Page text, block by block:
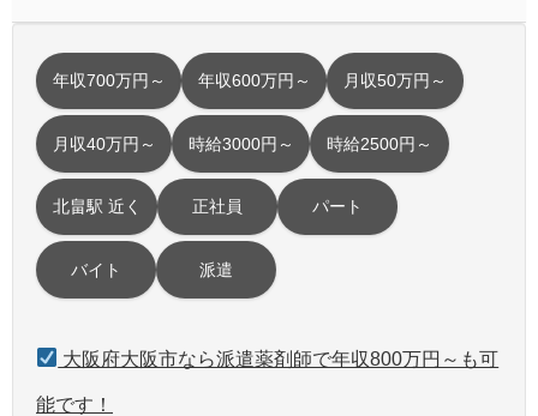
年収700万円～ 年収600万円～ 月収50万円～
月収40万円～ 時給3000円～ 時給2500円～
北畠駅 近く 正社員 パート
バイト 派遣
大阪府大阪市なら派遣薬剤師で年収800万円～も可
能です！